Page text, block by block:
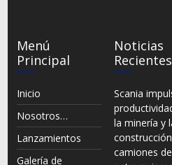
Menú
Principal
Inicio
Nosotros…
Lanzamientos
Galería de
Noticias
Recientes
Scania
la minería y
camiones de